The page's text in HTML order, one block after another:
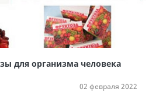
для организма человека
02 февраля 2022